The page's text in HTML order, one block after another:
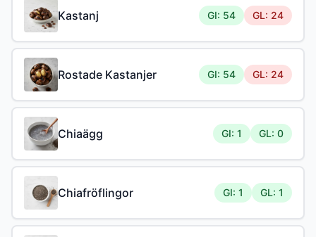
Kastanj GI: 54 GL: 24
Rostade Kastanjer GI: 54 GL: 24
Chiaägg GI: 1 GL: 0
Chiafröflingor GI: 1 GL: 1